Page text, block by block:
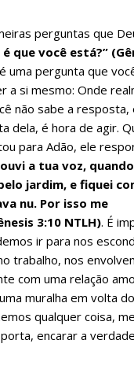
perguntas que
que você está?”
uma pergunta que
a si mesmo: Onde
não sabe a resposta,
dela, é hora de agir.
para Adão, ele
ouvi a tua voz,
jardim, e fiquei
nu. Por isso me
3:10 NTLH). É
ir para nos
trabalho, nos
com uma relação
muralha em volta
qualquer coisa,
encarar a